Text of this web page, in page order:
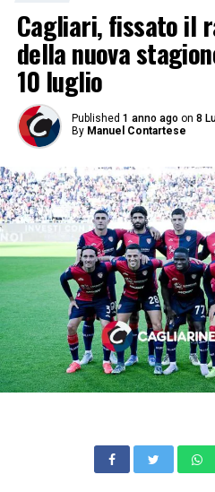
Cagliari, fissato il
della nuova
10 luglio
Published 1 anno ago on 8
By Manuel Contartese